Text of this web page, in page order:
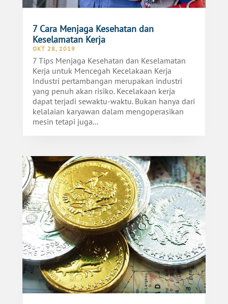
7 Cara Menjaga Kesehatan dan
Keselamatan Kerja
OKT 28, 2019
7 Tips Menjaga Kesehatan dan Keselamatan
Kerja untuk Mencegah Kecelakaan Kerja
Industri pertambangan merupakan industri
yang penuh akan risiko. Kecelakaan kerja
dapat terjadi sewaktu-waktu. Bukan hanya dari
kelalaian karyawan dalam mengoperasikan
mesin tetapi juga...